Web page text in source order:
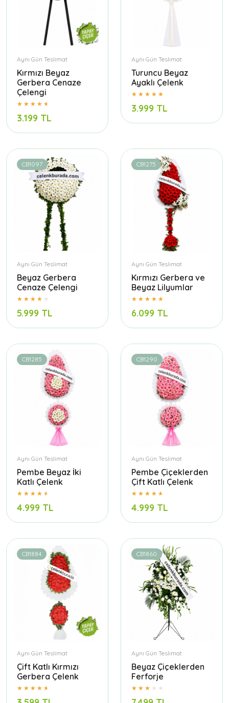
Aynı Gün Teslimat
Kırmızı Beyaz
Gerbera Cenaze
Çelengi
3.199 TL
Aynı Gün Teslimat
Turuncu Beyaz
Ayaklı Çelenk
3.999 TL
CB1097
Aynı Gün Teslimat
Beyaz Gerbera
Cenaze Çelengi
5.999 TL
CB1275
Aynı Gün Teslimat
Kırmızı Gerbera ve
Beyaz Lilyumlar
6.099 TL
CB1285
Aynı Gün Teslimat
Pembe Beyaz İki
Katlı Çelenk
4.999 TL
CB1290
Aynı Gün Teslimat
Pembe Çiçeklerden
Çift Katlı Çelenk
4.999 TL
CB1884
Aynı Gün Teslimat
Çift Katlı Kırmızı
Gerbera Çelenk
CB1860
Aynı Gün Teslimat
Beyaz Çiçeklerden
Ferforje